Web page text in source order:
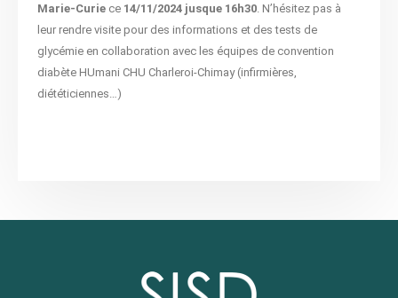
Marie-Curie ce 14/11/2024 jusque 16h30 . N’hésitez pas à
leur rendre visite pour des informations et des tests de
glycémie en collaboration avec les équipes de convention
diabète HUmani CHU Charleroi-Chimay (infirmières,
diététiciennes…)